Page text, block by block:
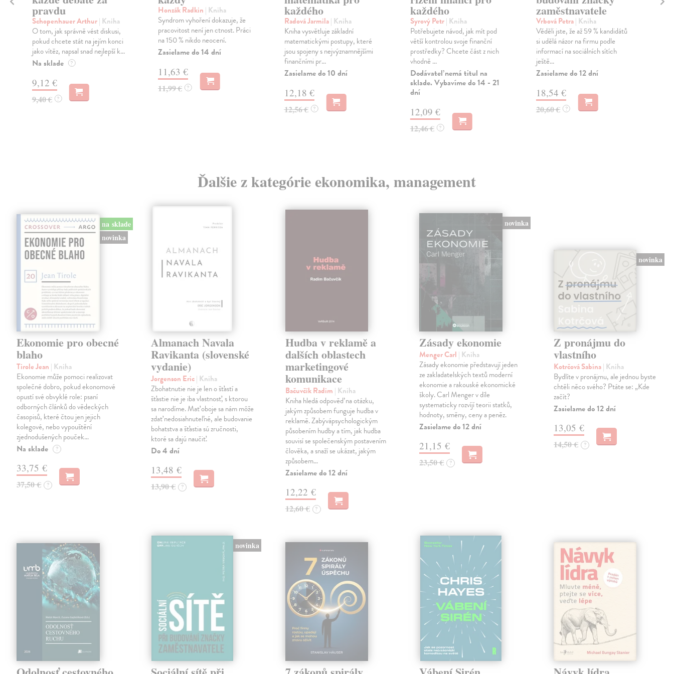
pravdu
Schopenhauer Arthur| Kniha
O tom, jak správně vést diskusi,
pokud chcete stát na jejím konci
jako vítěz, napsal snad nejlepší k...
Na sklade ?
9,12 €
9,40 € ?
Honzák Radkin | Kniha
Syndrom vyhoření dokazuje, že
pracovitost není jen ctnost. Práci
na 150 % nikdo neocení.
Zasielame do 14 dní
11,63 €
11,99 € ?
každého
Radová Jarmila| Kniha
Kniha vysvětluje základní
matematickými postupy, které
jsou spojeny s nejvýznamnějšími
finančními pr...
Zasielame do 10 dní
12,18 €
12,56 € ?
každého
Syrový Petr| Kniha
Potřebujete návod, jak mít pod
větší kontrolou svoje finanční
prostředky? Chcete část z nich
vhodně ...
Dodávateľ nemá titul na
sklade. Vybavíme do 14 - 21
dní
12,09 €
12,46 € ?
zaměstnavatele
Vrbová Petra| Kniha
Věděli jste, že až 59 % kandidátů
si udělá názor na firmu podle
informací na sociálních sítích
ještě...
Zasielame do 12 dní
18,54 €
20,60 € ?
Ďalšie z kategórie ekonomika, management
na sklade
novinka
Ekonomie pro obecné
blaho
Tirole Jean | Kniha
Ekonomie může pomoci realizovat
společné dobro, pokud ekonomové
opustí své obvyklé role: psaní
odborných článků do vědeckých
časopisů, které čtou jen jejich
kolegové, nebo vypouštění
zjednodušených pouček…
Na sklade ?
33,75 €
37,50 € ?
Almanach Navala
Ravikanta (slovenské
vydanie)
Jorgenson Eric| Kniha
Zbohatnutie nie je len o šťastí a
šťastie nie je iba vlastnosť, s ktorou
sa narodíme. Mať oboje sa nám môže
zdať nedosiahnuteľné, ale budovanie
bohatstva a šťastia sú zručnosti,
ktoré sa dajú naučiť.
Do 4 dní
13,48 €
13,90 € ?
Hudba v reklamě a
dalších oblastech
marketingové
komunikace
Bačuvčík Radim | Kniha
Kniha hledá odpověď na otázku,
jakým způsobem funguje hudba v
reklamě. Zabývápsychologickým
působením hudby a tím, jak hudba
souvisí se společenským postavením
člověka, a snaží se ukázat, jakým
způsobem…
Zasielame do 12 dní
12,22 €
12,60 € ?
novinka
Zásady ekonomie
Menger Carl | Kniha
Zásady ekonomie představují jeden
ze zakladatelských textů moderní
ekonomie a rakouské ekonomické
školy. Carl Menger v díle
systematicky rozvíjí teorii statků,
hodnoty, směny, ceny a peněz.
Zasielame do 12 dní
21,15 €
23,50 € ?
novinka
Z pronájmu do
vlastního
Kotrčová Sabina| Kniha
Bydlíte v pronájmu, ale jednou byste
chtěli něco svého? Ptáte se: „Kde
začít?
Zasielame do 12 dní
13,05 €
14,50 € ?
novinka